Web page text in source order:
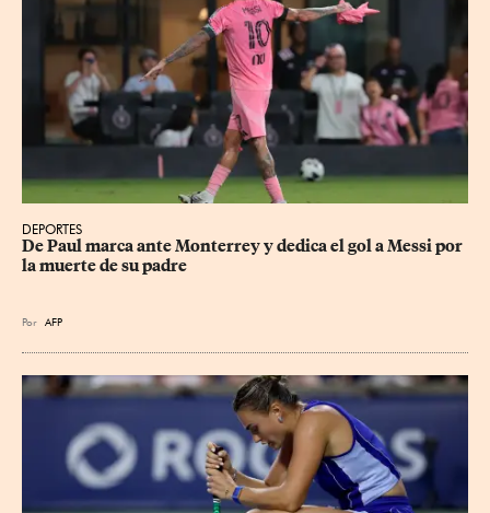
DEPORTES
De Paul marca ante Monterrey y dedica el gol a Messi por
la muerte de su padre
Por AFP